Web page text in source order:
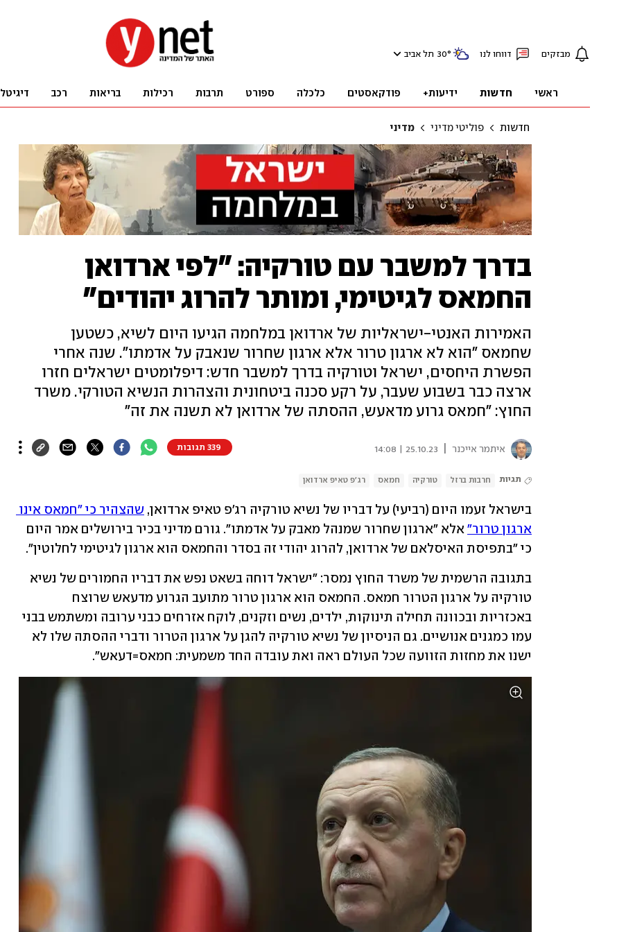
מבזקים דווחו לנו 30° תל אביב
ראשי חדשות ידיעות+ פודקאסטים כלכלה ספורט תרבות רכילות בריאות רכב דיגיטל
חדשות פוליטי מדיני מדיני
בדרך למשבר עם טורקיה: "לפי ארדואן
החמאס לגיטימי, ומותר להרוג יהודים"
האמירות האנטי-ישראליות של ארדואן במלחמה הגיעו היום לשיא, כשטען
שחמאס "הוא לא ארגון טרור אלא ארגון שחרור שנאבק על אדמתו". שנה אחרי
הפשרת היחסים, ישראל וטורקיה בדרך למשבר חדש: דיפלומטים ישראלים חזרו
ארצה כבר בשבוע שעבר, על רקע סכנה ביטחונית והצהרות הנשיא הטורקי. משרד
החוץ: "חמאס גרוע מדאעש, ההסתה של ארדואן לא תשנה את זה"
איתמר אייכנר 25.10.23 | 14:08 339 תגובות
תגיות חרבות ברזל טורקיה חמאס רג'פ טאיפ ארדואן
בישראל זעמו היום (רביעי) על דבריו של נשיא טורקיה רג'פ טאיפ ארדואן,
ארגון טרור"
כי "בתפיסת האיסלאם של ארדואן, להרוג יהודי זה בסדר והחמאס הוא ארגון לגיטימי לחלוטין".
ישנו את מחזות הזוועה שכל העולם ראה ואת עובדה החד משמעית: חמאס=דעאש".